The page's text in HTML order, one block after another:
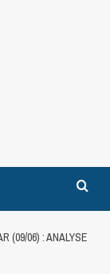
(09/06) : ANALYSE